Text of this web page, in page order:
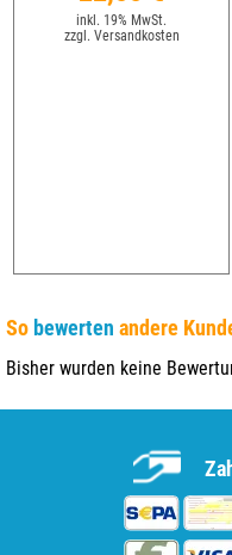
inkl. 19% MwSt.
zzgl. Versandkosten
So bewerten andere
Bisher wurden keine